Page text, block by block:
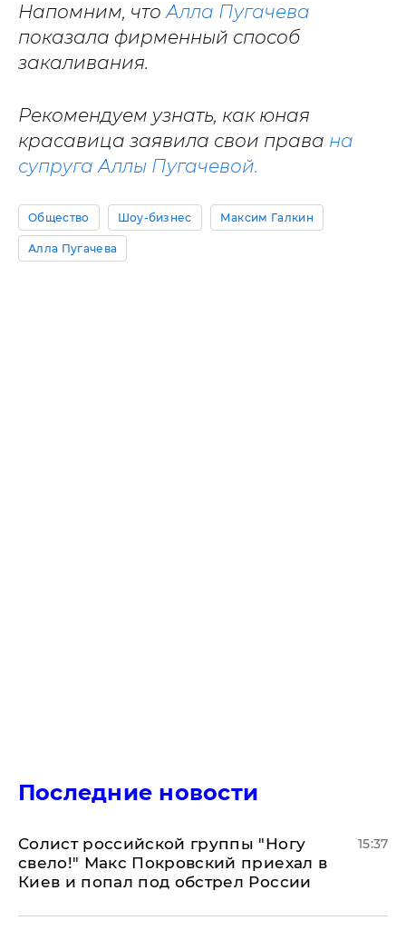
Напомним, чтоАлла Пугачева
показала фирменный способ
закаливания.
Рекомендуем узнать, как юная
красавица заявила свои права на
супруга Аллы Пугачевой.
Общество Шоу-бизнес Максим Галкин
Алла Пугачева
Последние новости
Солист российской группы "Ногу
свело!" Макс Покровский приехал в
Киев и попал под обстрел России
15:37